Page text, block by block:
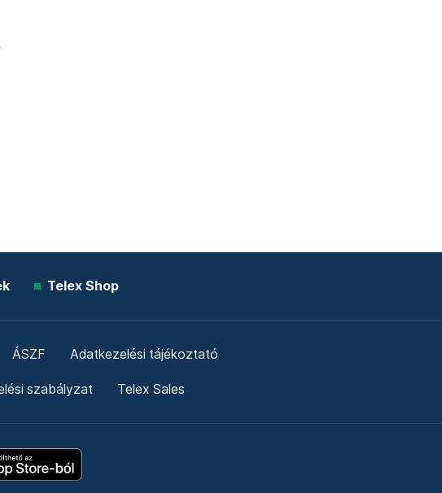
Telex Shop
ÁSZF Adatkezelési tájékoztató
szabályzat Telex Sales